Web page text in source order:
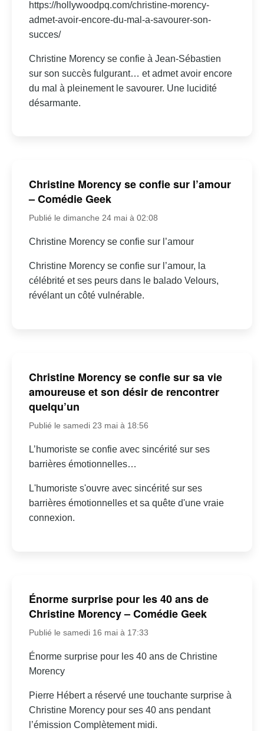
https://hollywoodpq.com/christine-morency-
admet-avoir-encore-du-mal-a-savourer-son-
succes/
Christine Morency se confie à Jean-Sébastien
sur son succès fulgurant… et admet avoir encore
du mal à pleinement le savourer. Une lucidité
désarmante.
Christine Morency se confie sur l’amour
– Comédie Geek
Publié le dimanche 24 mai à 02:08
Christine Morency se confie sur l’amour
Christine Morency se confie sur l’amour, la
célébrité et ses peurs dans le balado Velours,
révélant un côté vulnérable.
Christine Morency se confie sur sa vie
amoureuse et son désir de rencontrer
quelqu’un
Publié le samedi 23 mai à 18:56
L’humoriste se confie avec sincérité sur ses
barrières émotionnelles…
L'humoriste s'ouvre avec sincérité sur ses
barrières émotionnelles et sa quête d'une vraie
connexion.
Énorme surprise pour les 40 ans de
Christine Morency – Comédie Geek
Publié le samedi 16 mai à 17:33
Énorme surprise pour les 40 ans de Christine
Morency
Pierre Hébert a réservé une touchante surprise à
Christine Morency pour ses 40 ans pendant
l’émission Complètement midi.